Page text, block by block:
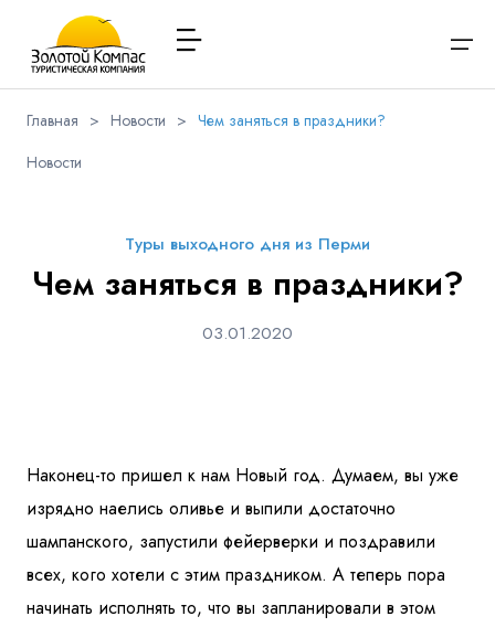
О компании
Туры и экскурсии
Главная > Новости > Чем заняться в праздники?
Новости
Туры выходного дня из Перми
Чем заняться в праздники?
03.01.2020
Наконец-то пришел к нам Новый год. Думаем, вы уже
изрядно наелись оливье и выпили достаточно
шампанского, запустили фейерверки и поздравили
всех, кого хотели с этим праздником. А теперь пора
начинать исполнять то, что вы запланировали в этом
Варианты заезда
Обратная связь
Куда бы Вы хотели отправиться?
Я даю согласие наобработку персональных данныхи
ознакомленс политикой компании в отношении
обработки персональных данных
Телеграм